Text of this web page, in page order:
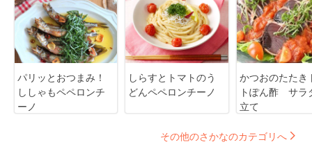
パリッとおつまみ！
ししゃもペペロンチ
ーノ
しらすとトマトのう
どんペペロンチーノ
かつおのたたき
トぽん酢 サラ
立て
その他のさかなのカテゴリへ